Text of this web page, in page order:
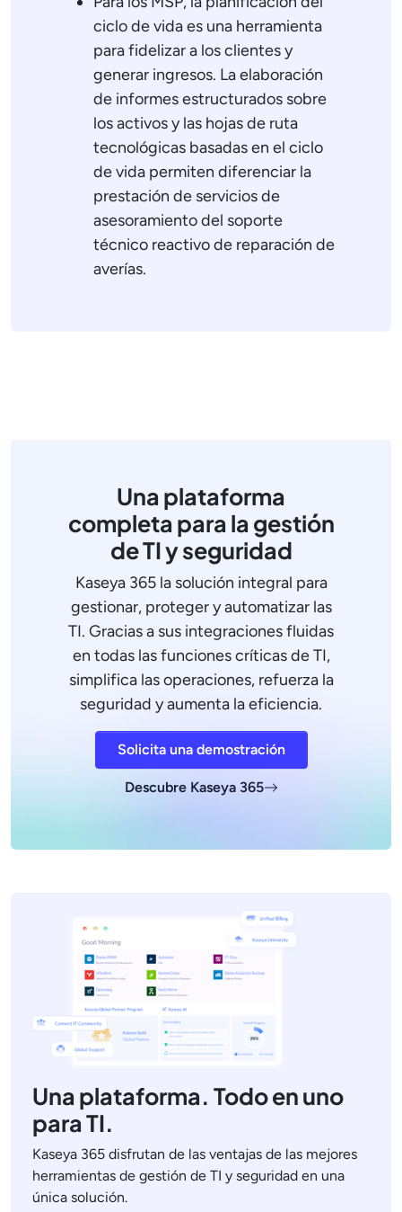
ciclo de vida es una herramienta
para fidelizar a los clientes y
generar ingresos. La elaboración
de informes estructurados sobre
los activos y las hojas de ruta
tecnológicas basadas en el ciclo
de vida permiten diferenciar la
prestación de servicios de
asesoramiento del soporte
técnico reactivo de reparación de
averías.
Una plataforma
completa para la gestión
de TI y seguridad
Kaseya 365 la solución integral para
gestionar, proteger y automatizar las
TI. Gracias a sus integraciones fluidas
en todas las funciones críticas de TI,
simplifica las operaciones, refuerza la
seguridad y aumenta la eficiencia.
Solicita una demostración
Descubre Kaseya 365
Una plataforma. Todo en uno
para TI.
Kaseya 365 disfrutan de las ventajas de las mejores
herramientas de gestión de TI y seguridad en una
única solución.